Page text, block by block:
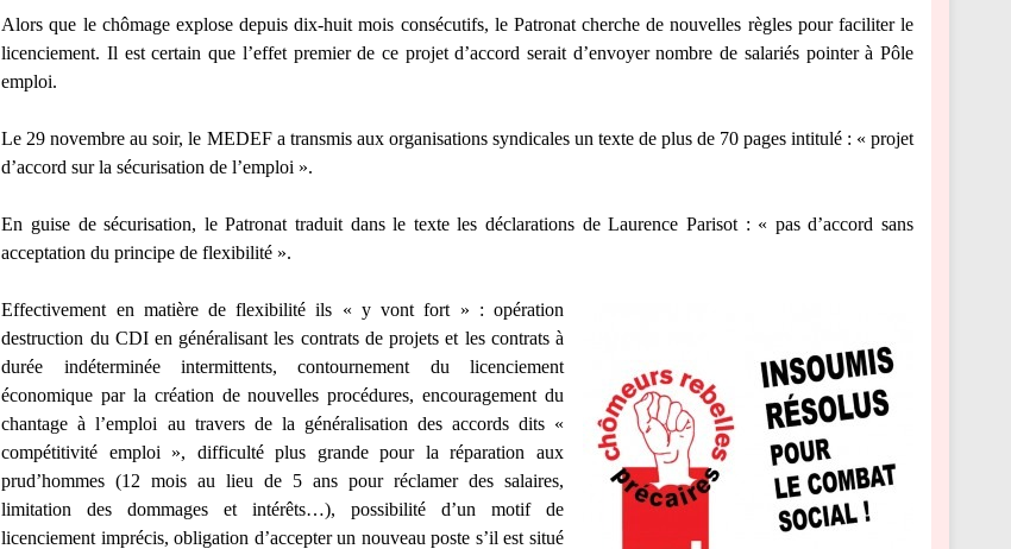
Alors que le chômage explose depuis dix-huit mois consécutifs, le Patronat cherche de nouvelles règles pour faciliter le
licenciement. Il est certain que l’effet premier de ce projet d’accord serait d’envoyer nombre de salariés pointer à Pôle
emploi.
Le 29 novembre au soir, le MEDEF a transmis aux organisations syndicales un texte de plus de 70 pages intitulé : « projet
d’accord sur la sécurisation de l’emploi ».
En guise de sécurisation, le Patronat traduit dans le texte les déclarations de Laurence Parisot : « pas d’accord sans
acceptation du principe de flexibilité ».
Effectivement en matière de flexibilité ils « y vont fort » : opération
destruction du CDI en généralisant les contrats de projets et les contrats à
durée indéterminée intermittents, contournement du licenciement
économique par la création de nouvelles procédures, encouragement du
chantage à l’emploi au travers de la généralisation des accords dits «
compétitivité emploi », difficulté plus grande pour la réparation aux
prud’hommes (12 mois au lieu de 5 ans pour réclamer des salaires,
limitation des dommages et intérêts…), possibilité d’un motif de
licenciement imprécis, obligation d’accepter un nouveau poste s’il est situé